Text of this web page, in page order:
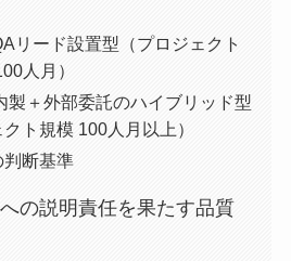
リード設置型（プロジェクト
人月）
製＋外部委託のハイブリッド型
クト規模 100人月以上）
断基準
の説明責任を果たす品質